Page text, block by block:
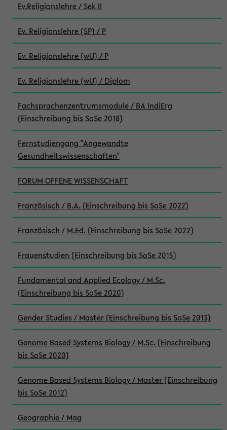
Ev.Religionslehre / Sek II
Ev. Religionslehre (SP) / P
Ev. Religionslehre (wU) / P
Ev. Religionslehre (wU) / Diplom
Fachsprachenzentrumsmodule / BA IndiErg
(Einschreibung bis SoSe 2018)
Fernstudiengang "Angewandte
Gesundheitswissenschaften"
FORUM OFFENE WISSENSCHAFT
Französisch / B.A. (Einschreibung bis SoSe 2022)
Französisch / M.Ed. (Einschreibung bis SoSe 2022)
Frauenstudien (Einschreibung bis SoSe 2015)
Fundamental and Applied Ecology / M.Sc.
(Einschreibung bis SoSe 2020)
Gender Studies / Master (Einschreibung bis SoSe 2013)
Genome Based Systems Biology / M.Sc. (Einschreibung
bis SoSe 2020)
Genome Based Systems Biology / Master (Einschreibung
bis SoSe 2012)
Geographie / Mag